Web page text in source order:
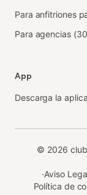
Para anfitriones
Para agencias
App
Descarga la
© 2026
·Aviso
Política de